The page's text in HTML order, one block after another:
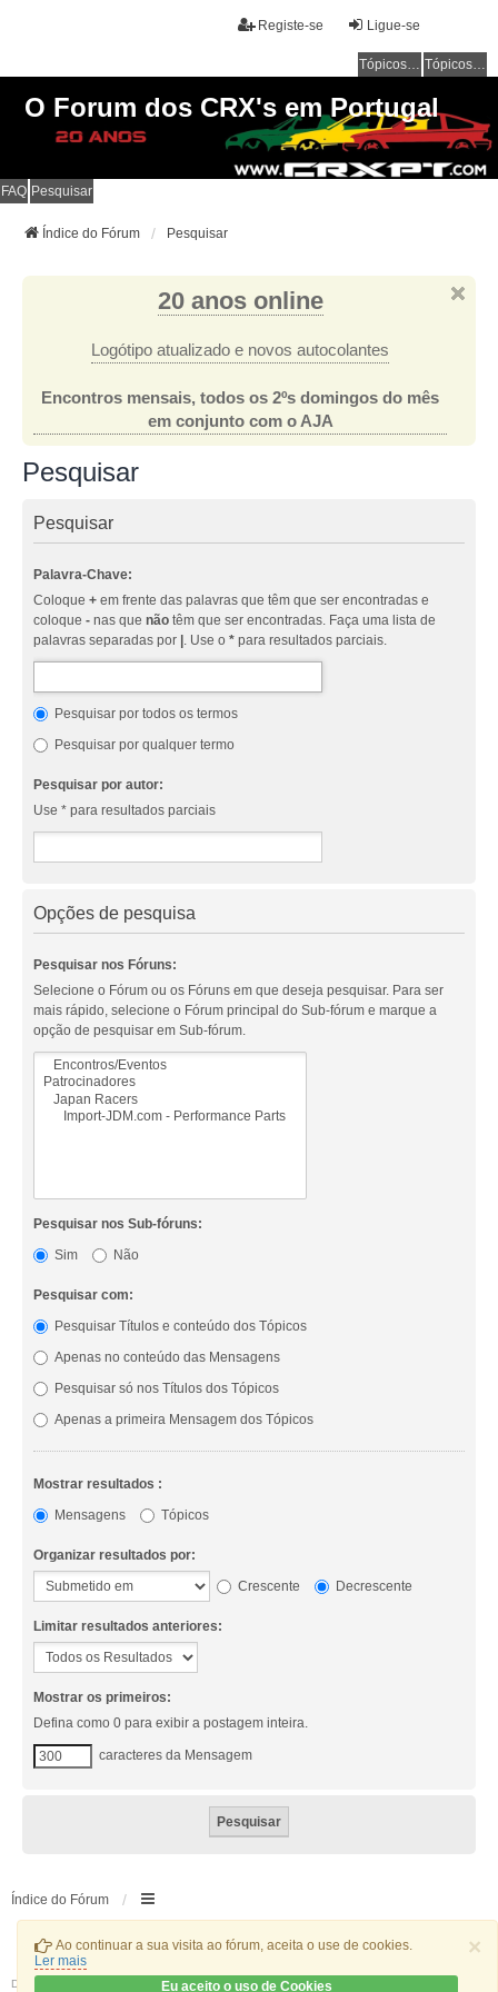
×
Ao continuar a sua visita ao fórum, aceita o use de cookies.
Ler mais
Eu aceito o uso de Cookies
Ligue-se
Registe-se
Tópicos sem resposta Tópicos ativos
O Forum dos CRX's em Portugal
FAQ Pesquisar
Índice do Fórum Pesquisar
20 anos online
Logótipo atualizado e novos autocolantes
Encontros mensais, todos os 2ºs domingos do mês
em conjunto com o AJA
Pesquisar
Pesquisar
Palavra-Chave:
Coloque + em frente das palavras que têm que ser encontradas e
coloque - nas que não têm que ser encontradas. Faça uma lista de
palavras separadas por |. Use o * para resultados parciais.
Pesquisar por todos os termos
Pesquisar por qualquer termo
Pesquisar por autor:
Use * para resultados parciais
Opções de pesquisa
Pesquisar nos Fóruns:
Selecione o Fórum ou os Fóruns em que deseja pesquisar. Para ser
mais rápido, selecione o Fórum principal do Sub-fórum e marque a
opção de pesquisar em Sub-fórum.
Pesquisar nos Sub-fóruns:
Sim
Não
Pesquisar com:
Pesquisar Títulos e conteúdo dos Tópicos
Apenas no conteúdo das Mensagens
Pesquisar só nos Títulos dos Tópicos
Apenas a primeira Mensagem dos Tópicos
Mostrar resultados :
Mensagens
Tópicos
Organizar resultados por:
Crescente
Decrescente
Limitar resultados anteriores:
Mostrar os primeiros:
Defina como 0 para exibir a postagem inteira.
caracteres da Mensagem
Índice do Fórum
Desenvolvido por ® Forum Software © phpBB Limited